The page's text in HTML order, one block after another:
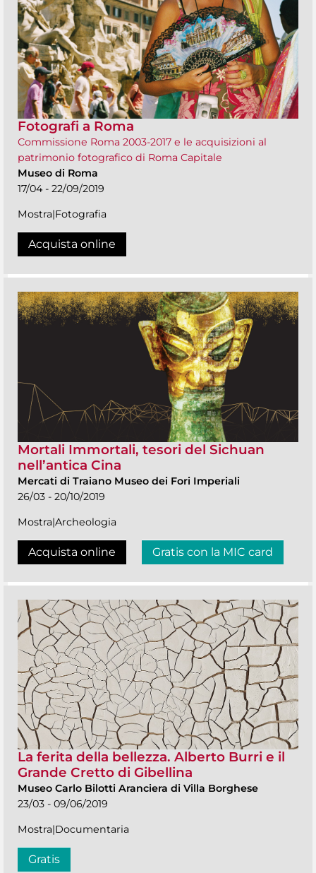
Fotografi a Roma
Commissione Roma 2003-2017 e le acquisizioni al
patrimonio fotografico di Roma Capitale
Museo di Roma
17/04 - 22/09/2019
Mostra|Fotografia
Acquista online
Mortali Immortali, tesori del Sichuan
nell’antica Cina
Mercati di Traiano Museo dei Fori Imperiali
26/03 - 20/10/2019
Mostra|Archeologia
Acquista online Gratis con la MIC card
La ferita della bellezza. Alberto Burri e il
Grande Cretto di Gibellina
Museo Carlo Bilotti Aranciera di Villa Borghese
23/03 - 09/06/2019
Mostra|Documentaria
Gratis